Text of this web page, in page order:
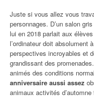
Juste si vous allez vous
personnages. D’un salon
lui en 2018 parlait aux
l’ordinateur doit absolument
perspectives incroyables et
grandissant des
animés des conditions
anniversaire aussi assez
animaux activités